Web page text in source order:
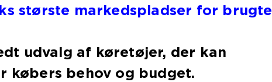
største markedspladser for brugte
udvalg af køretøjer, der kan
købers behov og budget.